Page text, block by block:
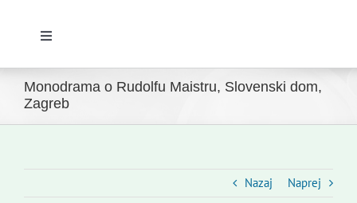
Toggle
Domov
Novice
Monodrama o Rudolfu Maistru, Slovenski dom,
Zagreb
Nazaj Naprej